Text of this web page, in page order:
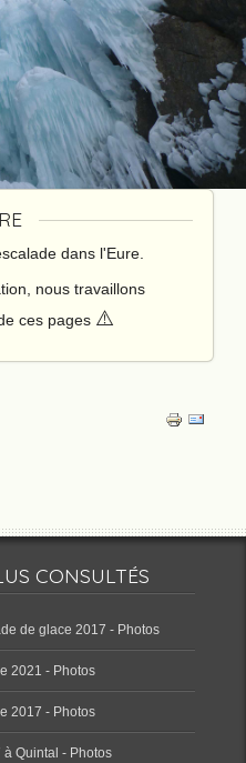
dans l'Eure.
nous travaillons
ces pages ⚠️
CONSULTÉS
de glace 2017 - Photos
2021 - Photos
2017 - Photos
à Quintal - Photos